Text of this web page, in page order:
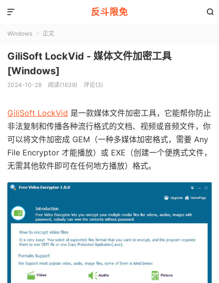
反斗限免 

Windows  正文
GiliSoft LockVid - 媒体文件加密工具
[Windows]
2024-10-28 阅读(1639) 评论(3)
GiliSoft LockVid 是一款媒体文件加密工具，它能帮你防止
非法复制和传播各种流行格式的文档、视频或音频文件，你
可以将文件加密成 GEM（一种多媒体加密格式，需要 Any
File Encryptor 才能播放）或 EXE（创建一个便携式文件，
无需其他软件即可在任何地方播放）格式。